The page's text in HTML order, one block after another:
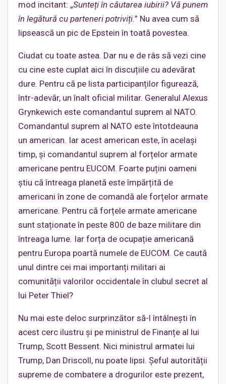
mod incitant: „Sunteți în căutarea iubirii? Vă punem
în legătură cu parteneri potriviți.” Nu avea cum să
lipsească un pic de Epstein în toată povestea.
Ciudat cu toate astea. Dar nu e de râs să vezi cine
cu cine este cuplat aici în discuțiile cu adevărat
dure. Pentru că pe lista participanților figurează,
într-adevăr, un înalt oficial militar. Generalul Alexus
Grynkewich este comandantul suprem al NATO.
Comandantul suprem al NATO este întotdeauna
un american. Iar acest american este, în același
timp, și comandantul suprem al forțelor armate
americane pentru EUCOM. Foarte puțini oameni
știu că întreaga planetă este împărțită de
americani în zone de comandă ale forțelor armate
americane. Pentru că forțele armate americane
sunt staționate în peste 800 de baze militare din
întreaga lume. Iar forța de ocupație americană
pentru Europa poartă numele de EUCOM. Ce caută
unul dintre cei mai importanți militari ai
comunității valorilor occidentale în clubul secret al
lui Peter Thiel?
Nu mai este deloc surprinzător să-l întâlnești în
acest cerc ilustru și pe ministrul de Finanțe al lui
Trump, Scott Bessent. Nici ministrul armatei lui
Trump, Dan Driscoll, nu poate lipsi. Șeful autorității
supreme de combatere a drogurilor este prezent,